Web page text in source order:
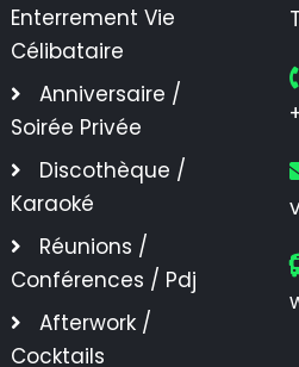
Enterrement Vie
Célibataire
Anniversaire /
Soirée Privée
Discothèque /
Karaoké
Réunions /
Conférences / Pdj
Afterwork /
Cocktails